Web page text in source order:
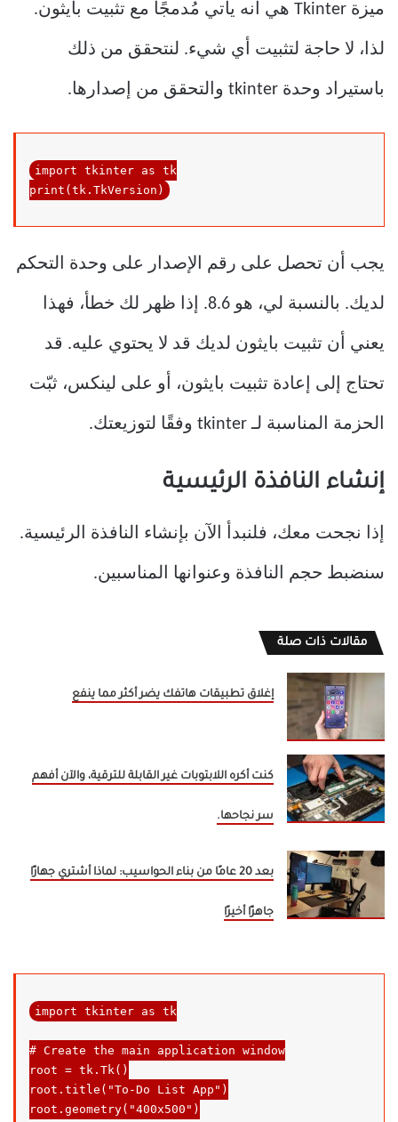
ميزة Tkinter هي أنه يأتي مُدمجًا مع تثبيت بايثون.
لذا، لا حاجة لتثبيت أي شيء. لنتحقق من ذلك
باستيراد وحدة tkinter والتحقق من إصدارها.
import tkinter as
print (tk.TkVersion)
يجب أن تحصل على رقم الإصدار على وحدة التحكم
لديك. بالنسبة لي، هو 8.6. إذا ظهر لك خطأ، فهذا
يعني أن تثبيت بايثون لديك قد لا يحتوي عليه. قد
تحتاج إلى إعادة تثبيت بايثون، أو على لينكس، ثبّت
الحزمة المناسبة لـ tkinter وفقًا لتوزيعتك.
إنشاء النافذة الرئيسية
إذا نجحت معك، فلنبدأ الآن بإنشاء النافذة الرئيسية.
سنضبط حجم النافذة وعنوانها المناسبين.
مقالات ذات صلة
إغلاق تطبيقات هاتفك يضر أكثر مما ينفع
كنت أكره اللابتوبات غير القابلة للترقية، والآن أفهم
سر نجاحها.
بعد 20 عامًا من بناء الحواسيب: لماذا أشتري جهازًا
جاهزًا أخيرًا
import tkinter as tk
# Create the main application window
root = tk.Tk()
root.title("To-Do List App ")
root.geometry( "400x500" )